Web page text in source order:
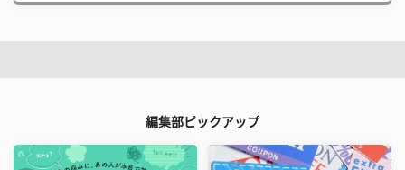
編集部ピックアップ